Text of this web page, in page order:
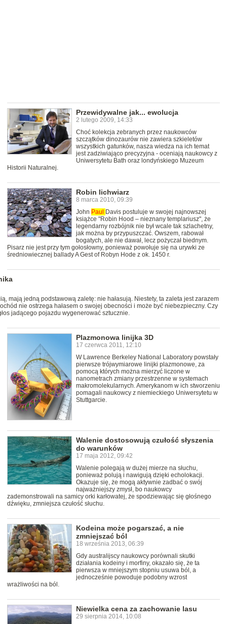
Przewidywalne jak... ewolucja
2 lutego 2009, 14:33
Choć kolekcja zebranych przez naukowców
szczątków dinozaurów nie zawiera szkieletów
wszystkich gatunków, nasza wiedza na ich temat
jest zadziwiająco precyzyjna - oceniają naukowcy z
Uniwersytetu Bath oraz londyńskiego Muzeum
Historii Naturalnej.
Robin lichwiarz
8 marca 2010, 09:39
John Paul
Davis postuluje w swojej najnowszej
książce "Robin Hood – nieznany templariusz", że
legendarny rozbójnik nie był wcale tak szlachetny,
jak można by przypuszczać. Owszem, rabował
bogatych, ale nie dawał, lecz pożyczał biednym.
Pisarz nie jest przy tym gołosłowny, ponieważ powołuje się na urywki ze
średniowiecznej ballady A Gest of Robyn Hode z ok. 1450 r.
mają jedną podstawową zaletę: nie hałasują. Niestety, ta zaleta jest zarazem
nie ostrzega hałasem o swojej obecności i może być niebezpieczny. Czy
jadącego pojazdu wygenerować sztucznie.
Plazmonowa linijka 3D
17 czerwca 2011, 12:10
W Lawrence Berkeley National Laboratory powstały
pierwsze trójwymiarowe linijki plazmonowe, za
pomocą których można mierzyć liczone w
nanometrach zmiany przestrzenne w systemach
makromolekularnych. Amerykanom w ich stworzeniu
pomagali naukowcy z niemieckiego Uniwersytetu w
Stuttgarcie.
Walenie dostosowują czułość słyszenia
do warunków
17 maja 2012, 09:42
Walenie polegają w dużej mierze na słuchu,
ponieważ polują i nawigują dzięki echolokacji.
Okazuje się, że mogą aktywnie zadbać o swój
najważniejszy zmysł, bo naukowcy
zademonstrowali na samicy orki karłowatej, że spodziewając się głośnego
dźwięku, zmniejsza czułość słuchu.
Kodeina może pogarszać, a nie
zmniejszać ból
18 września 2013, 06:39
Gdy australijscy naukowcy porównali skutki
działania kodeiny i morfiny, okazało się, że ta
pierwsza w mniejszym stopniu usuwa ból, a
jednocześnie powoduje podobny wzrost
wrażliwości na ból.
Niewielka cena za zachowanie lasu
29 sierpnia 2014, 10:08